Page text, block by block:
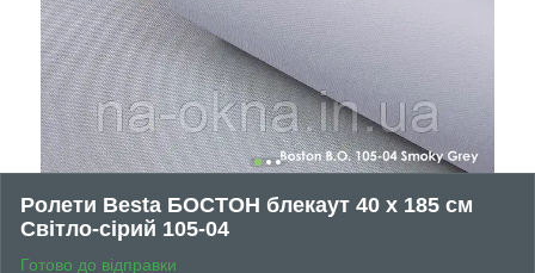
Ролети Besta БОСТОН блекаут 40 х 185 см
Світло-сірий 105-04
Готово до відправки